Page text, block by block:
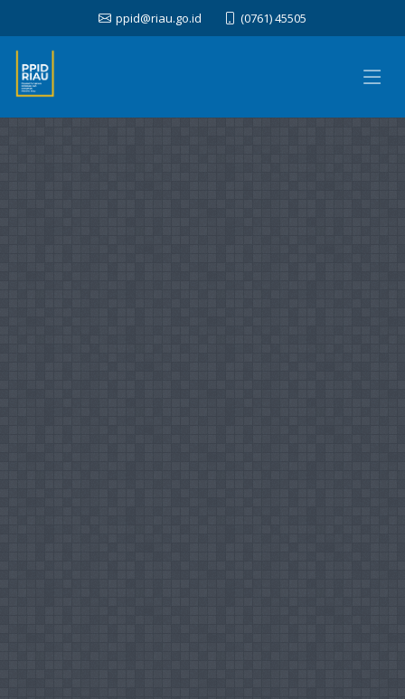
ppid@riau.go.id (0761) 45505